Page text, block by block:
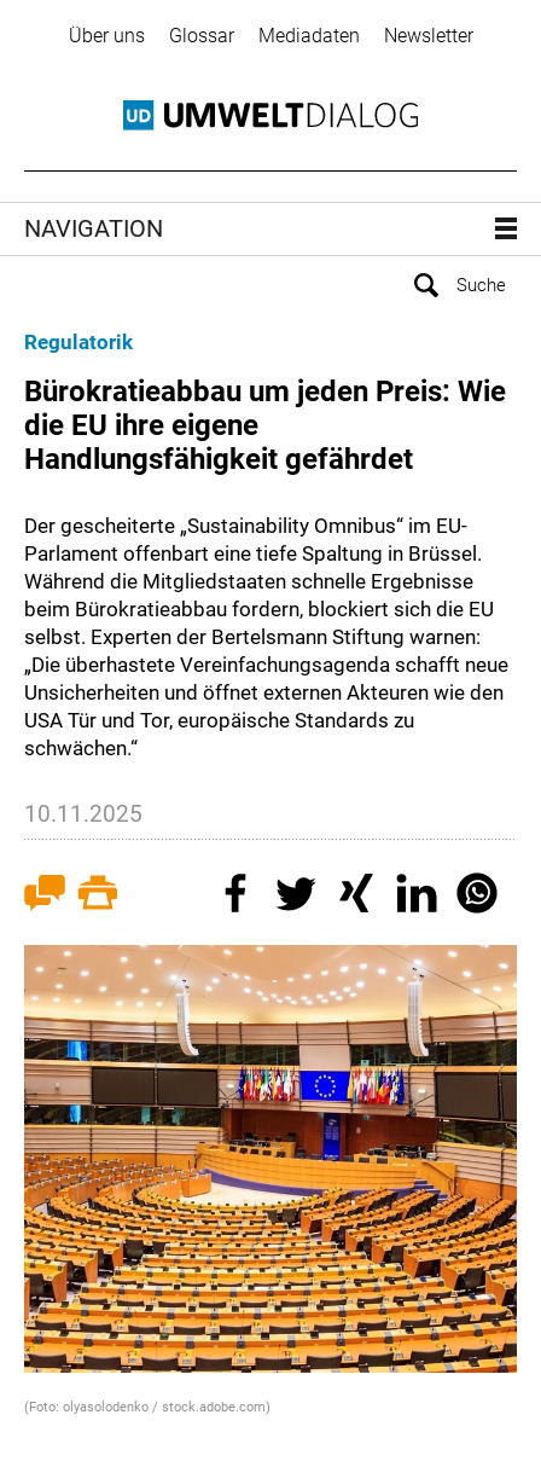
Über uns Glossar Mediadaten Newsletter
NAVIGATION
Regulatorik
Bürokratieabbau um jeden Preis: Wie
die EU ihre eigene
Handlungsfähigkeit gefährdet
Der gescheiterte „Sustainability Omnibus“ im EU-
Parlament offenbart eine tiefe Spaltung in Brüssel.
Während die Mitgliedstaaten schnelle Ergebnisse
beim Bürokratieabbau fordern, blockiert sich die EU
selbst. Experten der Bertelsmann Stiftung warnen:
„Die überhastete Vereinfachungsagenda schafft neue
Unsicherheiten und öffnet externen Akteuren wie den
USA Tür und Tor, europäische Standards zu
schwächen.“
10.11.2025
(Foto: olyasolodenko / stock.adobe.com)